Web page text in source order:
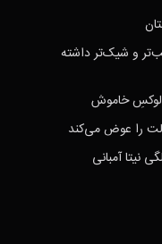
و شیک‌تر داشته
لوکسِ خاموش
را عوض می‌کند